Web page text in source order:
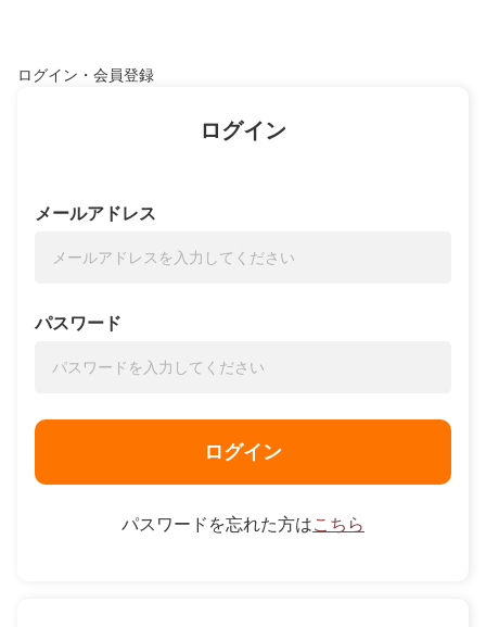
ログイン・会員登録
ログイン
メールアドレス
パスワード
ログイン
パスワードを忘れた方はこちら